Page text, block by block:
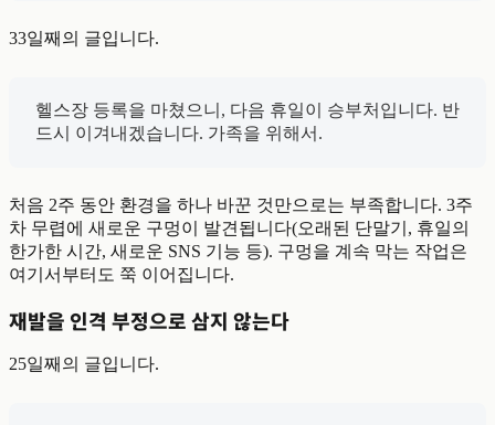
33일째의 글입니다.
헬스장 등록을 마쳤으니, 다음 휴일이 승부처입니다. 반
드시 이겨내겠습니다. 가족을 위해서.
처음 2주 동안 환경을 하나 바꾼 것만으로는 부족합니다. 3주
차 무렵에 새로운 구멍이 발견됩니다(오래된 단말기, 휴일의
한가한 시간, 새로운 SNS 기능 등). 구멍을 계속 막는 작업은
여기서부터도 쭉 이어집니다.
재발을 인격 부정으로 삼지 않는다
25일째의 글입니다.